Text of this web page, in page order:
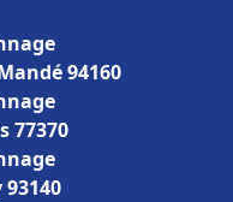
94160
77370